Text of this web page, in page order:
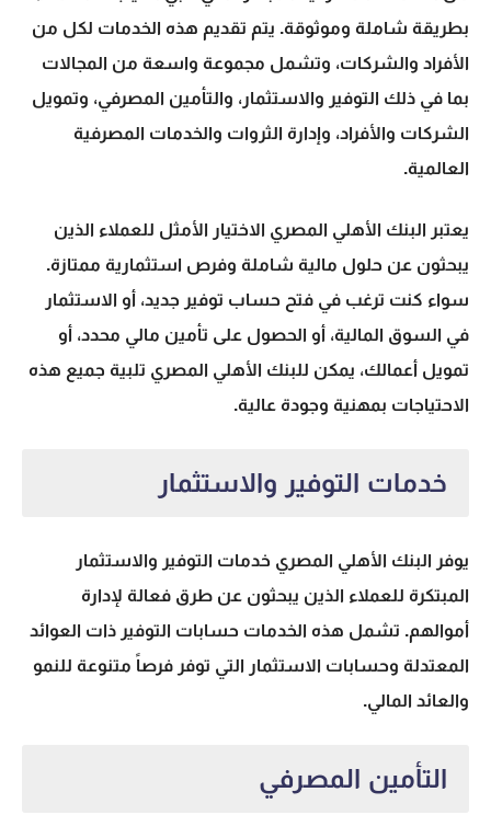
بطريقة شاملة وموثوقة. يتم تقديم هذه الخدمات لكل من
الأفراد والشركات، وتشمل مجموعة واسعة من المجالات
بما في ذلك التوفير والاستثمار، والتأمين المصرفي، وتمويل
الشركات والأفراد، وإدارة الثروات والخدمات المصرفية
العالمية.
يعتبر البنك الأهلي المصري الاختيار الأمثل للعملاء الذين
يبحثون عن حلول مالية شاملة وفرص استثمارية ممتازة.
سواء كنت ترغب في فتح حساب توفير جديد، أو الاستثمار
في السوق المالية، أو الحصول على تأمين مالي محدد، أو
تمويل أعمالك، يمكن للبنك الأهلي المصري تلبية جميع هذه
الاحتياجات بمهنية وجودة عالية.
خدمات التوفير والاستثمار
يوفر البنك الأهلي المصري خدمات التوفير والاستثمار
المبتكرة للعملاء الذين يبحثون عن طرق فعالة لإدارة
أموالهم. تشمل هذه الخدمات حسابات التوفير ذات العوائد
المعتدلة وحسابات الاستثمار التي توفر فرصاً متنوعة للنمو
والعائد المالي.
التأمين المصرفي